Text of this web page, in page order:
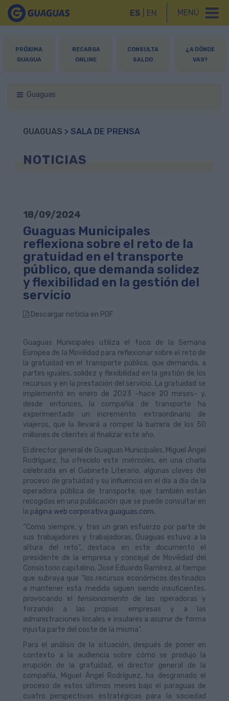
MENÚ
ES EN
PRÓXIMA
GUAGUA
RECARGA
ONLINE
CONSULTA
SALDO
¿A DÓNDE
VAS?
Guaguas
GUAGUAS > SALA DE PRENSA
NOTICIAS
18/09/2024
Guaguas Municipales
reflexiona sobre el reto de la
gratuidad en el transporte
público, que demanda solidez
y flexibilidad en la gestión del
servicio
Descargar noticia en PDF
Guaguas Municipales utiliza el foco de la Semana
Europea de la Movilidad para reflexionar sobre el reto de
la gratuidad en el transporte público, que demanda, a
partes iguales, solidez y flexibilidad en la gestión de los
recursos y en la prestación del servicio. La gratuidad se
implementó en enero de 2023 –hace 20 meses- y,
desde entonces, la compañía de transporte ha
experimentado un incremento extraordinario de
viajeros, que la llevará a romper la barrera de los 50
millones de clientes al finalizar este año.
El director general de Guaguas Municipales, Miguel Ángel
Rodríguez, ha ofrecido este miércoles, en una charla
celebrada en el Gabinete Literario, algunas claves del
proceso de gratuidad y su influencia en el día a día de la
operadora pública de transporte, que también están
recogidas en una publicación que se puede consultar en
la página web corporativa guaguas.com.
“Como siempre, y tras un gran esfuerzo por parte de
sus trabajadores y trabajadoras, Guaguas estuvo a la
altura del reto”, destaca en este documento el
presidente de la empresa y concejal de Movilidad del
Consistorio capitalino, José Eduardo Ramírez, al tiempo
que subraya que “los recursos económicos destinados
a mantener esta medida siguen siendo insuficientes,
provocando el tensionamiento de las operadoras y
forzando a las propias empresas y a las
administraciones locales e insulares a asumir de forma
injusta parte del coste de la misma”.
Para el análisis de la situación, después de poner en
contexto a la audiencia sobre cómo se produjo la
irrupción de la gratuidad, el director general de la
compañía, Miguel Ángel Rodríguez, ha desgranado el
proceso de estos últimos meses bajo el paraguas de
cuatro perspectivas estratégicas para la sociedad